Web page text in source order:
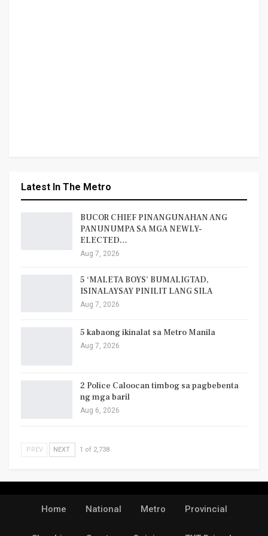
Latest In The Metro
BUCOR CHIEF PINANGUNAHAN ANG
PANUNUMPA SA MGA NEWLY-
ELECTED…
Aug 7, 2026
5 ‘MALETA BOYS’ BUMALIGTAD,
ISINALAYSAY PINILIT LANG SILA
Aug 7, 2026
5 kabaong ikinalat sa Metro Manila
Aug 7, 2026
2 Police Caloocan timbog sa pagbebenta
ng mga baril
Aug 6, 2026
PREV NEXT 1 of 2,738
Home National Metro Provincial